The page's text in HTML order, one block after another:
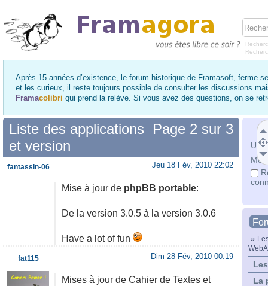
Après 15 années d’existence, le forum historique de Framasoft, ferme
et les curieux, il reste toujours possible de consulter les discussions
Framacolibri qui prend la relève. Si vous avez des questions, on se
Mot
»
La
Page 2 sur 3
Liste des applications
et version
Jeu 18 Fév, 2010 22:02
Mise à jour de phpBB portable:
De la version 3.0.5 à la version 3.0.6
Have a lot of fun
fantassin-06
Dim 28 Fév, 2010 00:19
Mises à jour de Cahier de Textes et
fat115